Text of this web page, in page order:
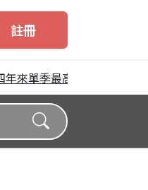
註冊
季最高 唯上半年仍陷虧損